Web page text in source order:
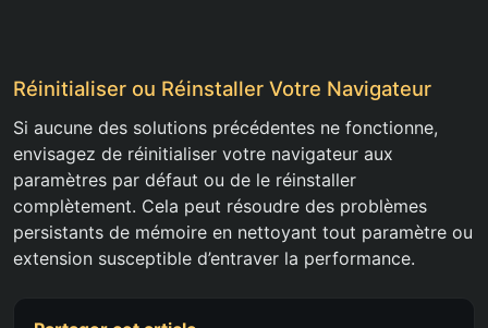
Réinitialiser ou Réinstaller Votre Navigateur
Si aucune des solutions précédentes ne fonctionne,
envisagez de réinitialiser votre navigateur aux
paramètres par défaut ou de le réinstaller
complètement. Cela peut résoudre des problèmes
persistants de mémoire en nettoyant tout paramètre ou
extension susceptible d’entraver la performance.